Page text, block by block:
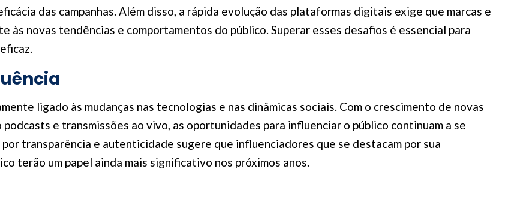
das campanhas. Além disso, a rápida evolução das plataformas digitais exige que marcas e
às novas tendências e comportamentos do público. Superar esses desafios é essencial para
ligado às mudanças nas tecnologias e nas dinâmicas sociais. Com o crescimento de novas
e transmissões ao vivo, as oportunidades para influenciar o público continuam a se
transparência e autenticidade sugere que influenciadores que se destacam por sua
terão um papel ainda mais significativo nos próximos anos.